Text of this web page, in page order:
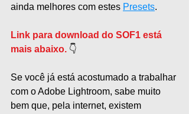
ainda melhores com estes Presets.
Link para download do SOF1 está
mais abaixo. 👇
Se você já está acostumado a trabalhar
com o Adobe Lightroom, sabe muito
bem que, pela internet, existem